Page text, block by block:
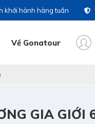
khởi hành hàng tuần
Về Gonatour
tour nướcGIA GIỚI